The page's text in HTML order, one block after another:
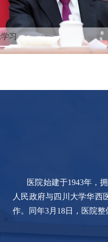
习
医院始建于1943年，拥
人民政府与四川大学华西
作。同年3月18日，医院